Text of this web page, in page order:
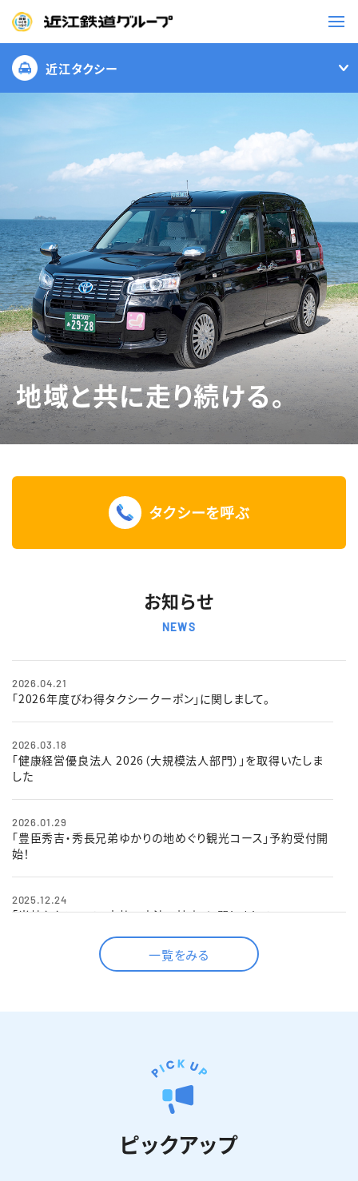
鉄道
事業一覧
観光・イベント情報
ニュースリリース
企業情報
採用情報
お問い合わせ一覧
English 簡体中文 繁体中文 한국어
近江タクシー
地域と共に走り続ける。
タクシーを呼ぶ
お知らせ
NEWS
2026.04.21
「2026年度びわ得タクシークーポン」に関しまして。
2026.03.18
「健康経営優良法人 2026（大規模法人部門）」を取得いたしま
した
2026.01.29
「豊臣秀吉・秀長兄弟ゆかりの地めぐり観光コース」予約受付開
始！
2025.12.24
「当社タクシーでの支払い方法の拡充」に関しまして
営業時間変更のご案内（11月1日以降）
「タクシーの運賃改定」に関しまして
一覧をみる
ピックアップ